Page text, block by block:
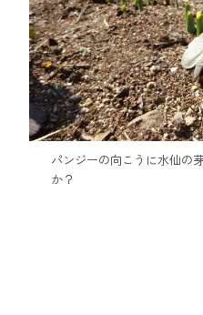
パンジーの向こうに水仙の
か？